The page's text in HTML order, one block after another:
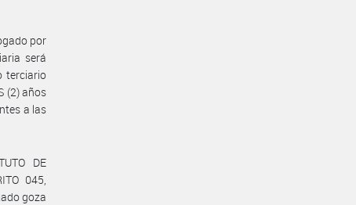
por
será
terciario
(2) años
a las
DE
045,
goza